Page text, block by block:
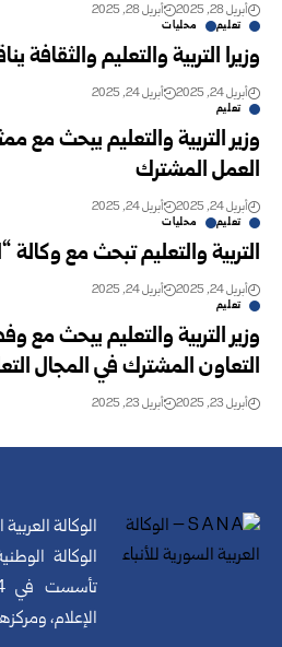
أبريل 28, 2025 أبريل 28, 2025
تعليم محليات
وزيرا التربية والتعليم
أبريل 24, 2025 أبريل 24, 2025
تعليم
وزير التربية والتعليم يبحث مع
العمل ‏المشترك ‏
أبريل 24, 2025 أبريل 24, 2025
تعليم محليات
التربية والتعليم تبحث مع وكالة
أبريل 24, 2025 أبريل 24, 2025
تعليم
وزير التربية والتعليم يبحث مع
التعاون المشترك في ‏المجال
أبريل 23, 2025 أبريل 23, 2025
الوكالة
الوكالة
الإعلام،